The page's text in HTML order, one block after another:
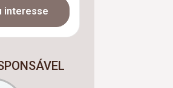
interesse